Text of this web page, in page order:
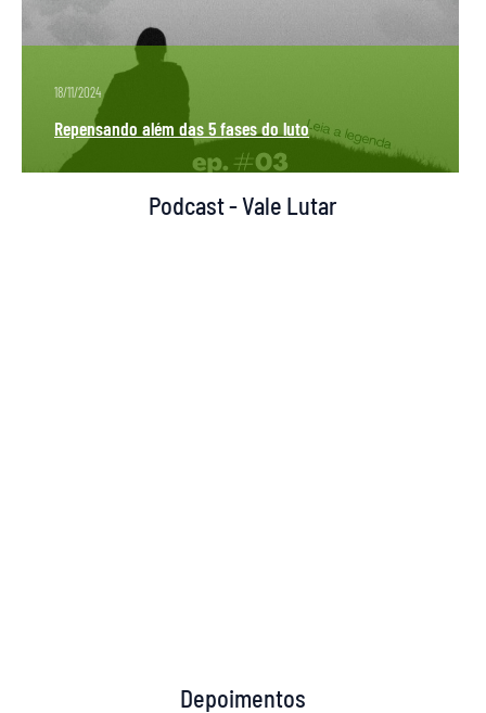
18/11/2024
Repensando além das 5 fases do luto
Podcast - Vale Lutar
Depoimentos